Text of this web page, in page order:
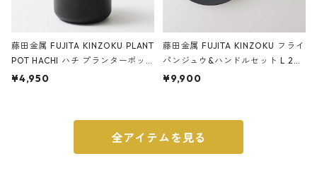
藤田金属 FUJITA KINZOKU PLANT
POT HACHI ハチ プランターポッ
ト 3号 ブラック
¥4,950
藤田金属 FUJITA KINZOKU フライ
パンジュウ&ハンドルセット L 24c
m ガス火・IH対応 鉄フライパン
¥9,900
全アイテムを見る